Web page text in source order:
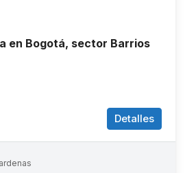
en Bogotá, sector Barrios
Detalles